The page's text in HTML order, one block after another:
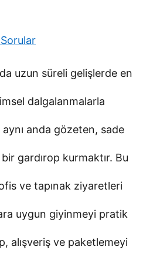
uzun süreli gelişlerde en
dalgalanmalarla
anda gözeten, sade
gardırop kurmaktır. Bu
ve tapınak ziyaretleri
uygun giyinmeyi pratik
alışveriş ve paketlemeyi